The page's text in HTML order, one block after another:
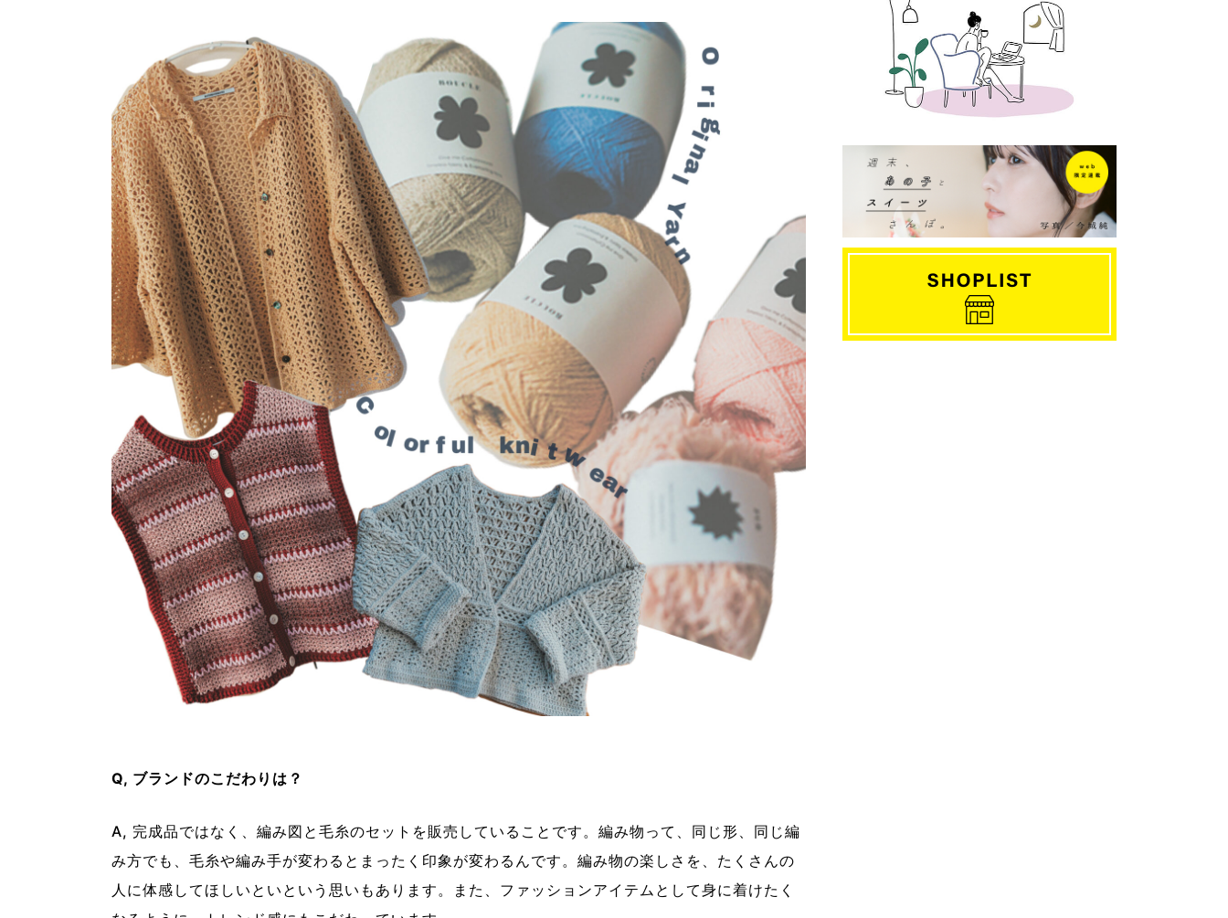
Q, ブランドのこだわりは？
A, 完成品ではなく、編み図と毛糸のセットを販売していることです。編み物って、同じ形、同じ編
み方でも、毛糸や編み手が変わるとまったく印象が変わるんです。編み物の楽しさを、たくさんの
人に体感してほしいといという思いもあります。また、ファッションアイテムとして身に着けたく